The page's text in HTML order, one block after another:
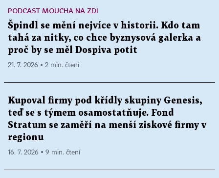
PODCAST MOUCHA NA ZDI
Špindl se mění nejvíce v historii. Kdo tam
tahá za nitky, co chce byznysová galerka a
proč by se měl Dospiva potit
21. 7. 2026 ▪ 2 min. čtení
Kupoval firmy pod křídly skupiny Genesis,
teď se s týmem osamostatňuje. Fond
Stratum se zaměří na menší ziskové firmy v
regionu
16. 7. 2026 ▪ 9 min. čtení